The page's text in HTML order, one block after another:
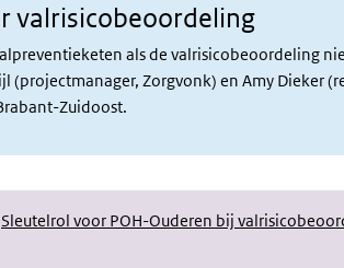
valrisicobeoordeling
als de valrisicobeoordeling
(projectmanager, Zorgvonk) en Amy Dieker
Zuidoost.
Sleutelrol voor POH-Ouderen bij